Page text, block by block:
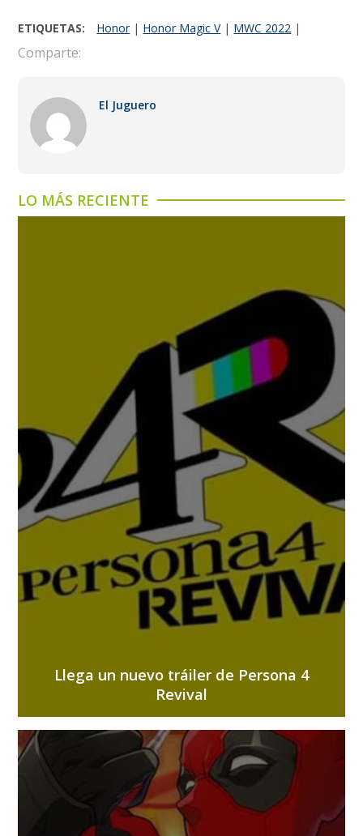
ETIQUETAS: Honor| Honor Magic V| MWC 2022 |
Comparte:
El Juguero
LO MÁS RECIENTE
Llega un nuevo tráiler de Persona 4
Revival